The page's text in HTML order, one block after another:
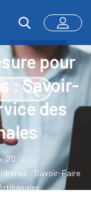
pour
: Savoir-
des
20
: Savoir-Faire